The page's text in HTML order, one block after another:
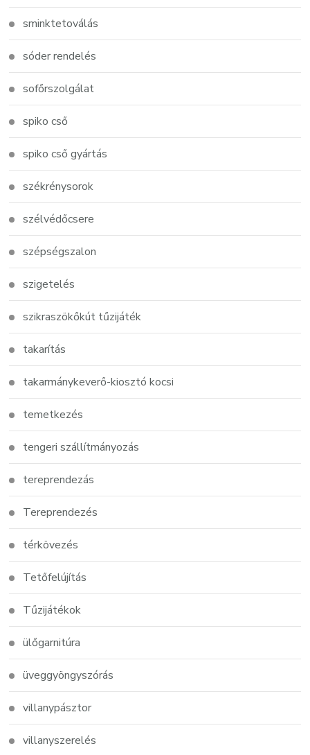
sminktetoválás
sóder rendelés
sofőrszolgálat
spiko cső
spiko cső gyártás
székrénysorok
szélvédőcsere
szépségszalon
szigetelés
szikraszökőkút tűzijáték
takarítás
takarmánykeverő-kiosztó kocsi
temetkezés
tengeri szállítmányozás
tereprendezás
Tereprendezés
térkövezés
Tetőfelújítás
Tűzijátékok
ülőgarnitúra
üveggyöngyszórás
villanypásztor
villanyszerelés